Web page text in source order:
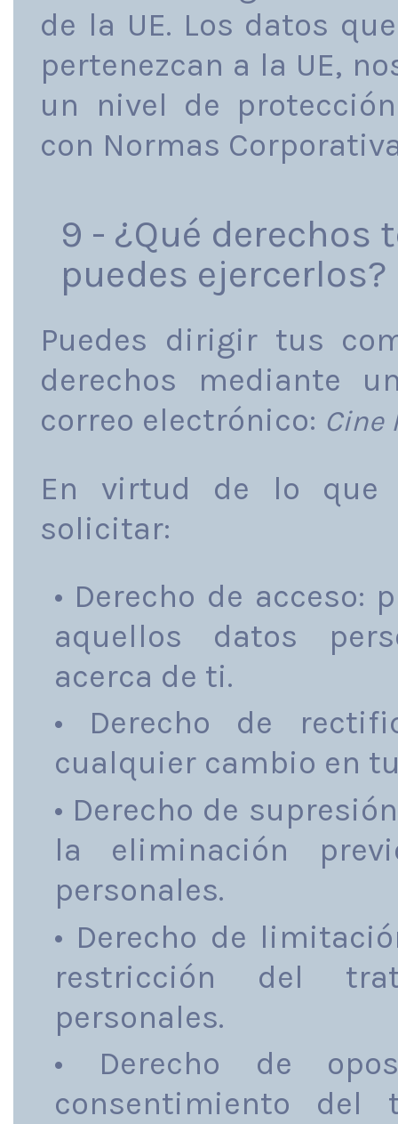
de la UE. Los datos
pertenezcan a la UE,
un nivel de
con Normas
9 - ¿Qué derechos
puedes ejercerlos?
Puedes dirigir tus
derechos mediante
correo electrónico: Cine
En virtud de lo que
solicitar:
• Derecho de acceso:
aquellos datos
acerca de ti.
• Derecho de
cualquier cambio en
• Derecho de
la eliminación
personales.
• Derecho de
restricción del
personales.
• Derecho de
consentimiento del